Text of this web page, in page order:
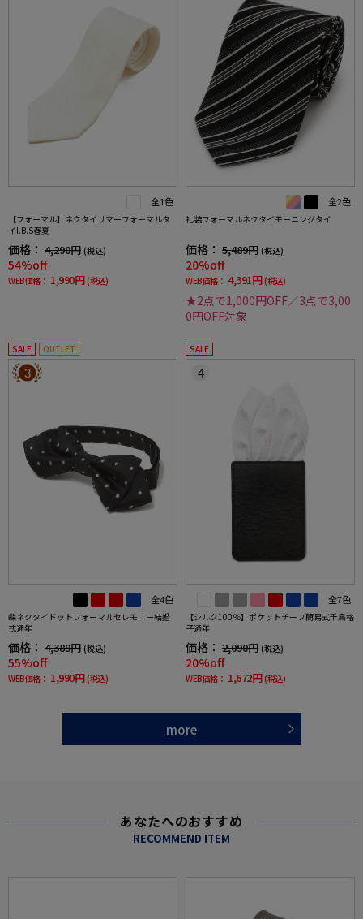
全1色
【フォーマル】ネクタイサマーフォーマルタ
イI.B.S春夏
価格： 4,290円 (税込)
54%off
WEB価格： 1,990円 (税込)
全2色
礼装フォーマルネクタイモーニングタイ
価格： 5,489円 (税込)
20%off
WEB価格： 4,391円 (税込)
★2点で1,000円OFF／3点で3,00
0円OFF対象
SALE OUTLET
3
全4色
蝶ネクタイドットフォーマルセレモニー結婚
式通年
価格： 4,389円 (税込)
55%off
WEB価格： 1,990円 (税込)
SALE
4
全7色
【シルク100％】ポケットチーフ簡易式千鳥格
子通年
価格： 2,090円 (税込)
20%off
WEB価格： 1,672円 (税込)
more
あなたへのおすすめ
RECOMMEND ITEM